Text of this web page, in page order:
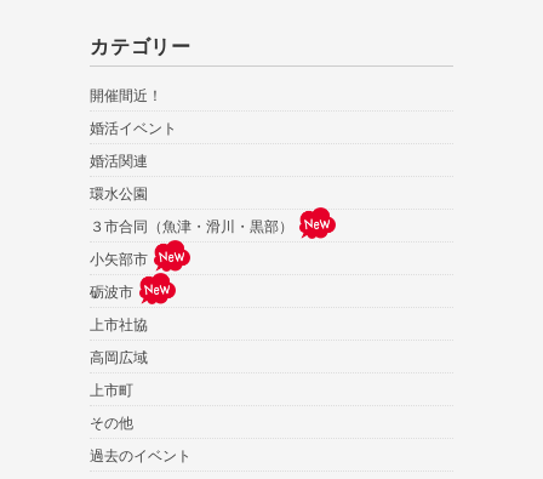
カテゴリー
開催間近！
婚活イベント
婚活関連
環水公園
３市合同（魚津・滑川・黒部）
小矢部市
砺波市
上市社協
高岡広域
上市町
その他
過去のイベント